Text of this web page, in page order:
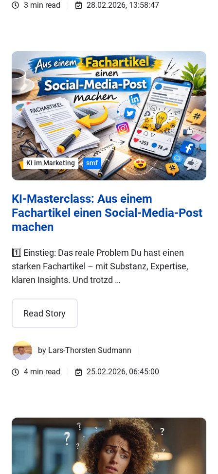
3 min read 28.02.2026, 13:58:47
KI-Masterclass: Aus einem
Fachartikel einen Social-Media-Post
machen
1️⃣ Einstieg: Das reale Problem Du hast einen
starken Fachartikel – mit Substanz, Expertise,
klaren Insights. Und trotzd …
Read Story
by Lars-Thorsten Sudmann
4 min read 25.02.2026, 06:45:00
KI im Marketing smf